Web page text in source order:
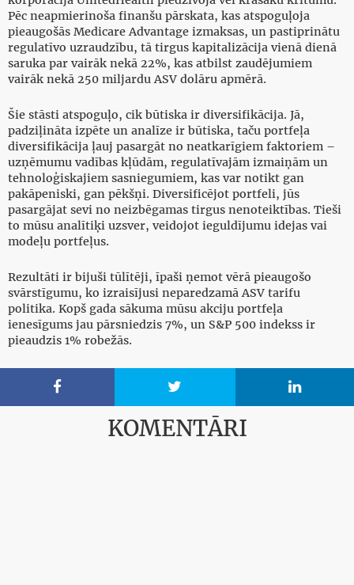
Pēc neapmierinoša finanšu pārskata, kas atspoguļoja
pieaugošās Medicare Advantage izmaksas, un pastiprinātu
regulatīvo uzraudzību, tā tirgus kapitalizācija vienā dienā
saruka par vairāk nekā 22%, kas atbilst zaudējumiem
vairāk nekā 250 miljardu ASV dolāru apmērā.
Šie stāsti atspoguļo, cik būtiska ir diversifikācija. Jā,
padziļināta izpēte un analīze ir būtiska, taču portfeļa
diversifikācija ļauj pasargāt no neatkarīgiem faktoriem –
uzņēmumu vadības kļūdām, regulatīvajām izmaiņām un
tehnoloģiskajiem sasniegumiem, kas var notikt gan
pakāpeniski, gan pēkšņi. Diversificējot portfeli, jūs
pasargājat sevi no neizbēgamas tirgus nenoteiktības. Tieši
to mūsu analītiķi uzsver, veidojot ieguldījumu idejas vai
modeļu portfeļus.
Rezultāti ir bijuši tūlītēji, īpaši ņemot vērā pieaugošo
svārstīgumu, ko izraisījusi neparedzamā ASV tarifu
politika. Kopš gada sākuma mūsu akciju portfeļa
ienesīgums jau pārsniedzis 7%, un S&P 500 indekss ir
pieaudzis 1% robežās.
  
KOMENTĀRI